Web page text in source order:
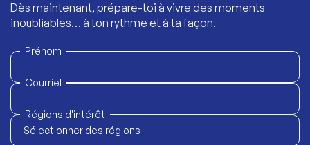
Dès maintenant, prépare-toi à vivre des moments
inoubliables… à ton rythme et à ta façon.
Prénom
Courriel
Régions d'intérêt
Sélectionner des régions